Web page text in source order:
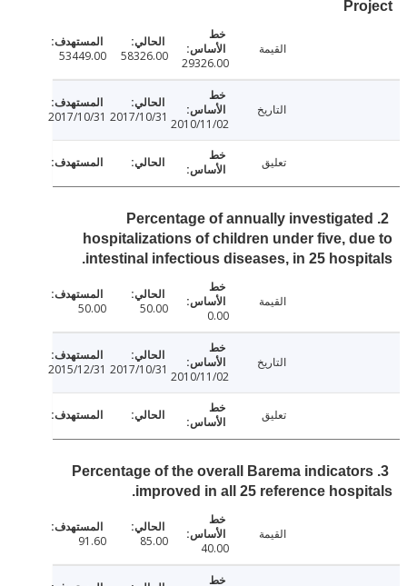
29326.00
58326.00
53449.00
2010/11/02
2017/10/31
2017/10/31
2. Percentage of annually
hospitalizations of children under five,
intestinal infectious diseases, in 25
50.00
50.00
2010/11/02
2017/10/31
2015/12/31
3. Percentage of the overall Barema
improved in all 25 reference
85.00
91.60